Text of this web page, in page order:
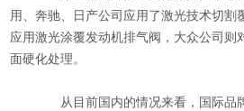
用、奔驰、日产公司应用了激光技术切割
应用激光涂覆发动机排气阀，大众公司则
面硬化处理。
从目前国内的情况来看，国际品牌